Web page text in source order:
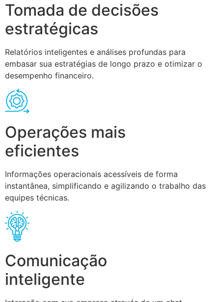
Tomada de decisões
estratégicas
Relatórios inteligentes e análises profundas para
embasar sua estratégias de longo prazo e otimizar o
desempenho financeiro.
Operações mais
eficientes
Informações operacionais acessíveis de forma
instantânea, simplificando e agilizando o trabalho das
equipes técnicas.
Comunicação
inteligente